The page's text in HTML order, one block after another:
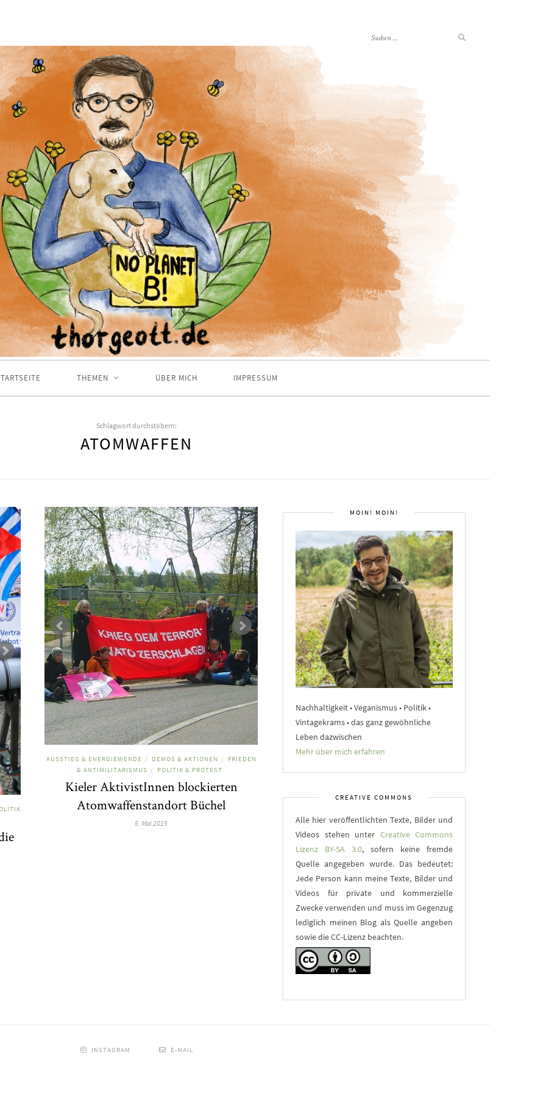
THEMEN ÜBER MICH IMPRESSUM
Schlagwort durchstöbern:
ATOMWAFFEN
AUSSTIEG & ENERGIEWENDE / DEMOS & AKTIONEN /
FRIEDEN
& ANTIMILITARISMUS / POLITIK & PROTEST
Kieler AktivistInnen blockierten
Atomwaffenstandort Büchel
5. Mai 2015
MOIN! MOIN!
Nachhaltigkeit • Veganismus • Politik •
Vintagekrams • das ganz gewöhnliche
Leben dazwischen
Mehr über mich erfahren
CREATIVE COMMONS
Alle hier veröffentlichten Texte, Bilder und
Videos stehen unter Creative Commons
Lizenz BY-SA 3.0, sofern keine fremde
Quelle angegeben wurde. Das bedeutet:
Jede Person kann meine Texte, Bilder und
Videos für private und kommerzielle
Zwecke verwenden und muss im Gegenzug
lediglich meinen Blog als Quelle angeben
sowie die CC-Lizenz beachten.
INSTAGRAM E-MAIL